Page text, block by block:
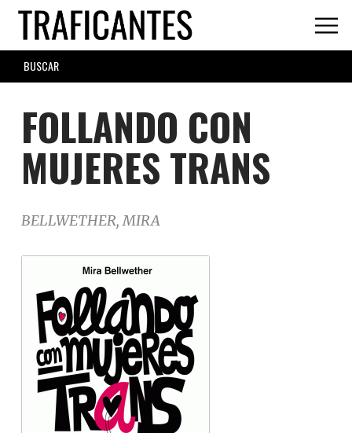
Skip
main
content
SEARCH
FORM
FOLLANDO CON
MUJERES TRANS
BELLWETHER, MIRA